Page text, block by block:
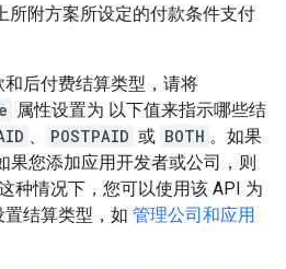
所附方案所设定的付款条件支付
后付费结算类型，请将
属性设置为 以下值来指示哪些结
、 POSTPAID 或 BOTH 。如果
果您添加应用开发者或公司，则
种情况下，您可以使用该 API 为
结算类型，如 管理公司和应用